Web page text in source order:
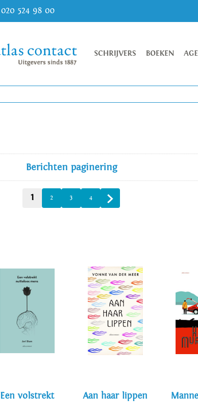
020 524 98 00
SCHRIJVERS BOEKEN
Berichten paginering
1 2 3 4
Een volstrekt
Aan haar lippen